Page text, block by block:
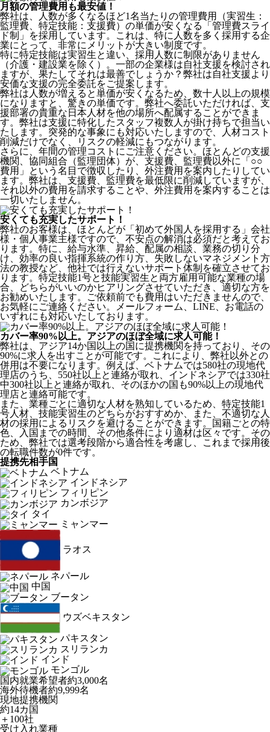
月額の管理費用も最安値！
弊社は、
人数が多くなるほど1名当たりの管理費用（実習生：
監理費、特定技能：支援費）の単価が安くなる「管理費スライ
ド制」を採用 しています。これは、特に人数を多く採用する企
業にとって、非常にメリットが大きい制度です。
特に特定技能は実習生と違い、採用人数に制限がありません
（介護・建設業を除く）。一部の企業様は自社支援を検討され
ますが、果たしてそれは最善でしょうか？弊社は自社支援より
安価な支援の完全委託をご提案します。
弊社は人数が増えると単価が安くなるため、数十人以上の規模
になりますと、驚きの単価です。弊社へ委託いただければ、支
援部署の貴重な日本人材を他の場所へ配属することができま
す。弊社は支援に特化したスタッフ複数人が掛け持ちで担当い
たします。突発的な事象にも対応いたしますので、人材コスト
削減だけでなく、リスクの軽減にもつながります。
さらに、年間の管理コストにご注意ください。ほとんどの支援
機関、協同組合（監理団体）が、支援費、監理費以外に「○○
費用」という名目で徴収したり、外注費用を案内したりしてい
ます。弊社は、支援費、監理費を最低限に削減していますが、
それ以外の費用を請求することや、外注費用を案内することは
一切いたしません。
安くても充実したサポート！
弊社のお客様は、ほとんどが 「初めて外国人を採用する」 会社
様・個人事業主様ですので、不安点の解消は必須だと考えてお
ります。特に、給与水準、昇給、配属の相談、業務の切り分
け、効率の良い指揮系統の作り方、失敗しないマネジメント方
法の教授など、 他社では行えないサポート体制 を確立させてお
ります。特定技能1号と技能実習生と両方雇用可能な業種の場
合、どちらがいいのかヒアリングさせていただき、適切な方を
お勧めいたします。ご依頼前でも費用はいただきませんので、
お気軽にご連絡ください。メールフォーム、LINE、お電話の
いずれにも対応いたしております。
カバー率90%以上。アジアのほぼ全域に求人可能！
弊社は、 アジア14か国以上の国に提携機関を持っており、その
90%に求人を出すことが可能です。これにより、弊社以外との
併用は不要になります。例えば、ベトナムでは580社の現地代
理店のうち、550社以上と連絡が取れ、インドネシアでは330社
中300社以上と連絡が取れ、そのほかの国も90%以上の現地代
理店と連絡可能です。
また、業種ごとに適切な人材を熟知しているため、特定技能1
号人材、技能実習生のどちらがおすすめか、また、不適切な人
材の採用によるリスクを避けることができます。国籍ごとの特
色、入国までの時間、その他条件により適材は区々です。その
ため、弊社では選考段階から適合性を考慮し、これまで採用後
の転職件数が0件です。
提携先相手国
ベトナム
インドネシア
フィリピン
カンボジア
タイ
ミャンマー
ラオス
ネパール
中国
ブータン
ウズベキスタン
パキスタン
スリランカ
インド
モンゴル
国内就業希望者約3,000名
海外待機者約9,999名
現地提携機関
約14カ国
＋100社
受け入れ業種